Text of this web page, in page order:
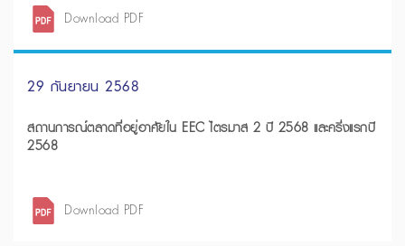
Download PDF
29 กันยายน 2568
สถานการณ์ตลาดที่อยู่อาศัยใน EEC ไตรมาส 2 ปี 2568 และครึ่งแรกปี
2568
Download PDF